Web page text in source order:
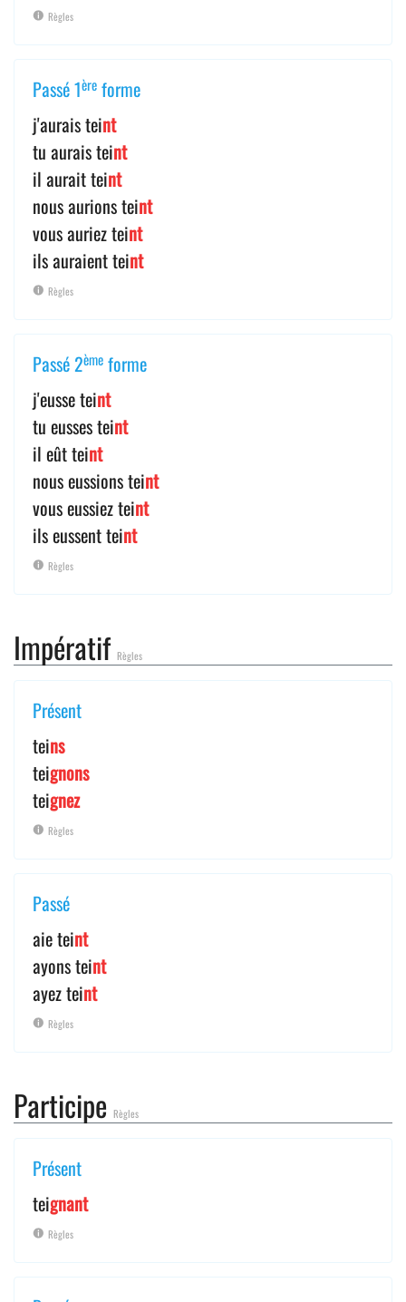
Règles
Passé 1ère forme
j'aurais teint
tu aurais teint
il aurait teint
nous aurions teint
vous auriez teint
ils auraient teint
Règles
Passé 2ème forme
j'eusse teint
tu eusses teint
il eût teint
nous eussions teint
vous eussiez teint
ils eussent teint
Règles
Impératif Règles
Présent
teins
teignons
teignez
Règles
Passé
aie teint
ayons teint
ayez teint
Règles
Participe Règles
Présent
teignant
Règles